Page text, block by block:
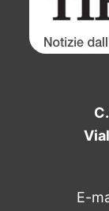
E-